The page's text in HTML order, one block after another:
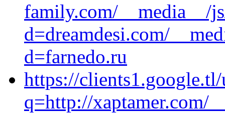
family.com/__media__/
d=dreamdesi.com/
d=farnedo.ru
https://
q=http://xaptamer.com/